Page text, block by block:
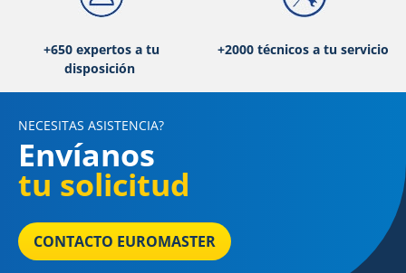
+650 expertos a tu
disposición
+2000 técnicos a tu servicio
NECESITAS ASISTENCIA?
Envíanos
tu solicitud
CONTACTO EUROMASTER